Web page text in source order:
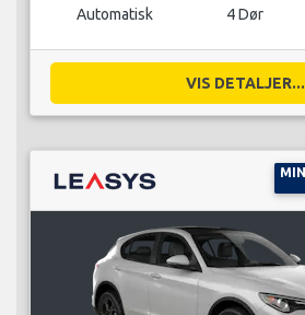
Automatisk 4 Dør
VIS DETALJER...